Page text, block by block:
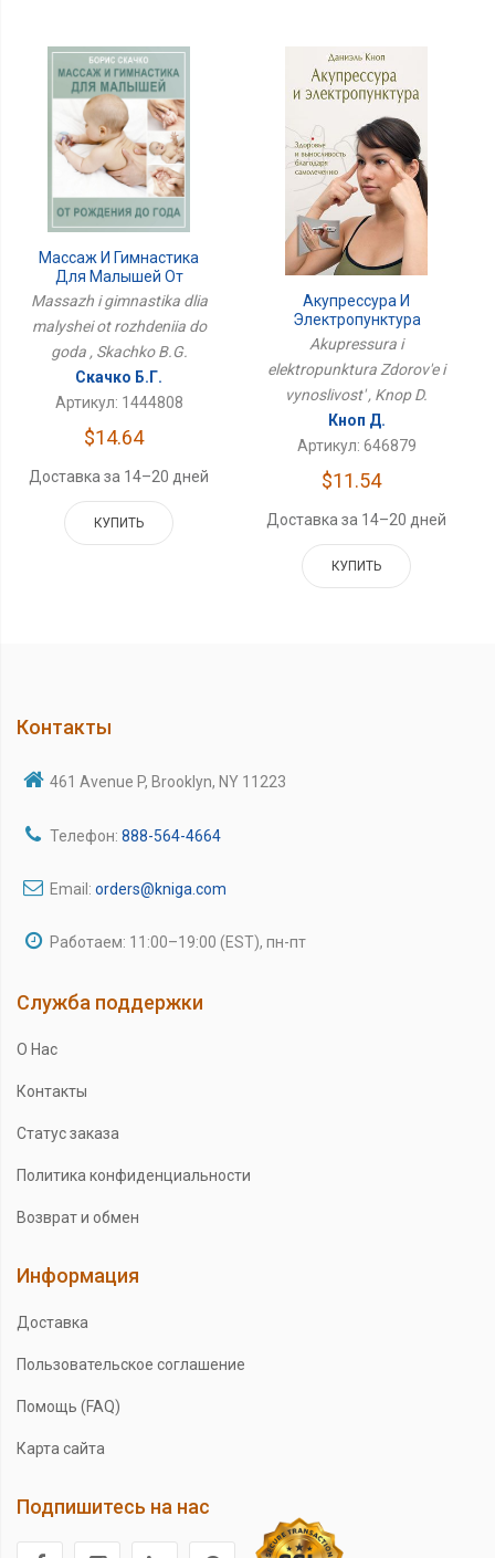
Массаж И Гимнастика
Для Малышей От
Рождения До Года
Massazh i gimnastika dlia
malyshei ot rozhdeniia do
goda , Skachko B.G.
Скачко Б.Г.
Артикул: 1444808
$14.64
Доставка за 14–20 дней
КУПИТЬ
Акупрессура И
Электропунктура
Здоровье И
Выносливость
Akupressura i
elektropunktura Zdorov'e i
vynoslivost' , Knop D.
Кноп Д.
Артикул: 646879
$11.54
Доставка за 14–20 дней
КУПИТЬ
Контакты
461 Avenue P, Brooklyn, NY 11223
Телефон: 888-564-4664
Email: orders@kniga.com
Работаем: 11:00–19:00 (EST), пн-пт
Служба поддержки
О Нас
Контакты
Статус заказа
Политика конфиденциальности
Возврат и обмен
Информация
Доставка
Пользовательское соглашение
Помощь (FAQ)
Карта сайта
Подпишитесь на нас